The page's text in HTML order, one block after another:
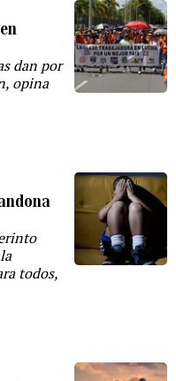
dan por
opina
todos,